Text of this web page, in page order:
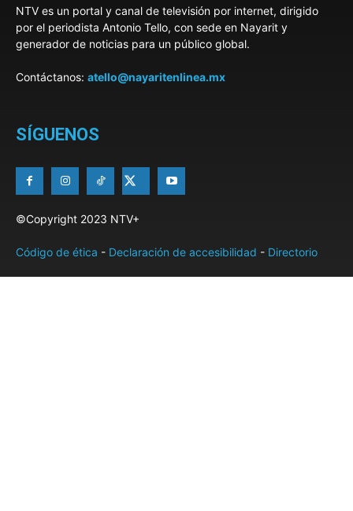
NTV es un portal y canal de televisión por internet, dirigido
por el periodista Antonio Tello, con sede en Nayarit y
generador de noticias para un público global.
Contáctanos: atello@nayaritenlinea.mx
SÍGUENOS
©Copyright 2023 NTV+
Código de ética - Declaración de accesibilidad - Directorio